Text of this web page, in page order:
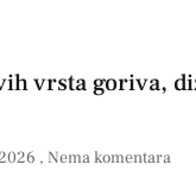
vrsta goriva,
Nema komentara